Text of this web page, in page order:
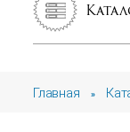
Главная »